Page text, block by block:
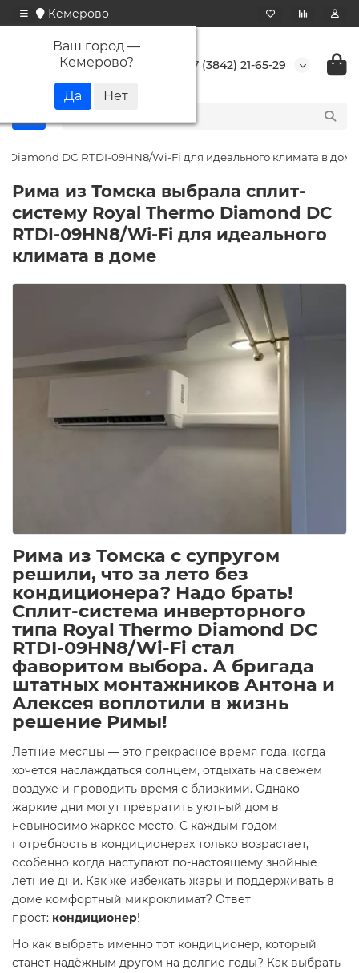
Кемерово
Ваш город —
Кемерово? +7 (3842) 21-65-29
DC RTDI-09HN8/Wi-Fi для идеального климата в доме
Рима из Томска выбрала сплит-
систему Royal Thermo Diamond DC
RTDI-09HN8/Wi-Fi для идеального
климата в доме
Рима из Томска с супругом
решили, что за лето без
кондиционера? Надо брать!
Сплит-система инверторного
типа Royal Thermo Diamond DC
RTDI-09HN8/Wi-Fi стал
фаворитом выбора. А бригада
штатных монтажников Антона и
Алексея воплотили в жизнь
решение Римы!
Летние месяцы — это прекрасное время года, когда
хочется наслаждаться солнцем, отдыхать на свежем
воздухе и проводить время с близкими. Однако
жаркие дни могут превратить уютный дом в
невыносимо жаркое место. С каждым годом
потребность в кондиционерах только возрастает,
особенно когда наступают по-настоящему знойные
летние дни. Как же избежать жары и поддерживать в
доме комфортный микроклимат? Ответ
прост: кондиционер!
Но как выбрать именно тот кондиционер, который
станет надёжным другом на долгие годы? Как выбрать